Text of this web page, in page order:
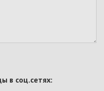
в соц.сетях: